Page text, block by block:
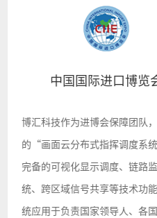
中国国际进口博览
博汇科技作为进博会保障团队
的“画面云分布式指挥调度系
完备的可视化显示调度、链路
统、跨区域信号共享等技术功
统应用于负责国家领导人、各